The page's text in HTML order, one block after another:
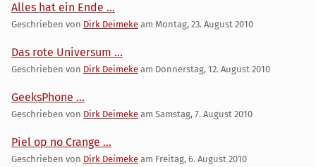
Alles hat ein Ende ...
Geschrieben von Dirk Deimeke am Montag, 23. August 2010
Das rote Universum ...
Geschrieben von Dirk Deimeke am Donnerstag, 12. August 2010
GeeksPhone ...
Geschrieben von Dirk Deimeke am Samstag, 7. August 2010
Piel op no Crange ...
Geschrieben von Dirk Deimeke am Freitag, 6. August 2010